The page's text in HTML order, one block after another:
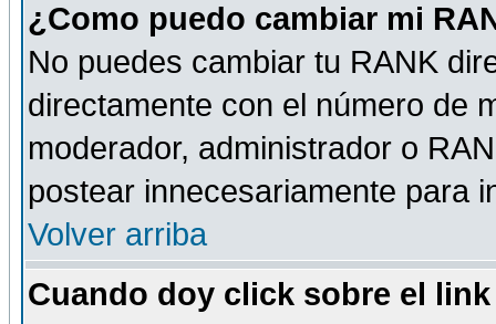
¿Como puedo cambiar mi
No puedes cambiar tu RANK
directamente con el número de
moderador, administrador o
postear innecesariamente para
Volver arriba
Cuando doy click sobre el